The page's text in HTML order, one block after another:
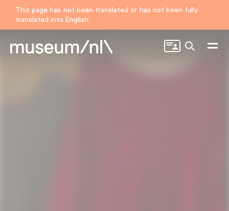
This page has not been translated or has not been fully
translated into English.
Search